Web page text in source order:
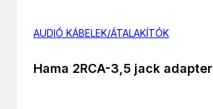
AUDIÓ KÁBELEK/ÁTALAKÍTÓK
Hama 2RCA-3,5 jack adapter